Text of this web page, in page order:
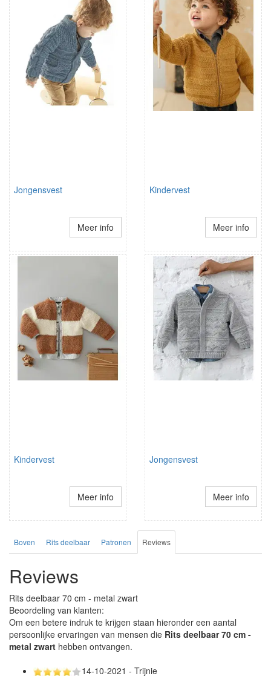
Jongensvest
Meer info
Kindervest
Meer info
Kindervest
Meer info
Jongensvest
Meer info
Boven Rits deelbaar Patronen Reviews
Reviews
Rits deelbaar 70 cm - metal zwart
Beoordeling van klanten:
Om een betere indruk te krijgen staan hieronder een aantal
persoonlijke ervaringen van mensen die Rits deelbaar 70 cm -
metal zwart hebben ontvangen.
14-10-2021 - Trijnie